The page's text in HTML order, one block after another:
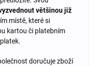
většinou již
místě, které si
kartou či platebním
doručuje zboží